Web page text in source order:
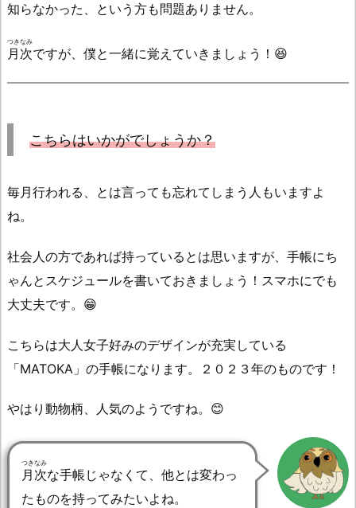
知らなかった、という方も問題ありません。
月次
つきなみ
ですが、僕と一緒に覚えていきましょう！😆
こちらはいかがでしょうか？
毎月行われる、とは言っても忘れてしまう人もいますよ
ね。
社会人の方であれば持っているとは思いますが、手帳にち
ゃんとスケジュールを書いておきましょう！スマホにでも
大丈夫です。😁
こちらは大人女子好みのデザインが充実している
「MATOKA」の手帳になります。２０２３年のものです！
やはり動物柄、人気のようですね。😊
月次
つきなみ
な手帳じゃなくて、他とは変わっ
たものを持ってみたいよね。